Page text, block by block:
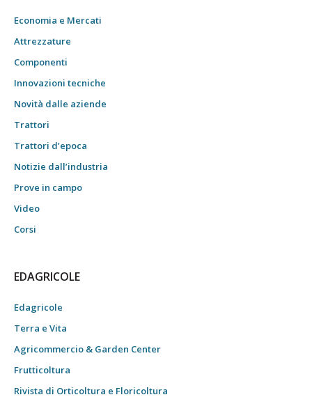
Economia e Mercati
Attrezzature
Componenti
Innovazioni tecniche
Novità dalle aziende
Trattori
Trattori d’epoca
Notizie dall’industria
Prove in campo
Video
Corsi
EDAGRICOLE
Edagricole
Terra e Vita
Agricommercio & Garden Center
Frutticoltura
Rivista di Orticoltura e Floricoltura